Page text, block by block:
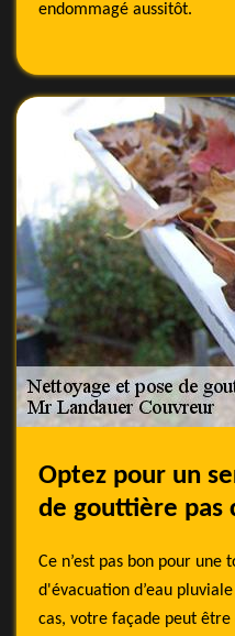
endommagé aussitôt.
Optez pour un
de gouttière pas
Ce n’est pas bon pour une
d'évacuation d’eau
cas, votre façade peut